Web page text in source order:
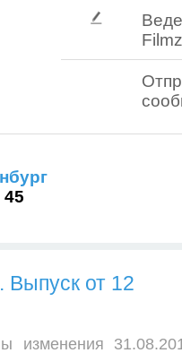
45
Выпуск от 12
изменения